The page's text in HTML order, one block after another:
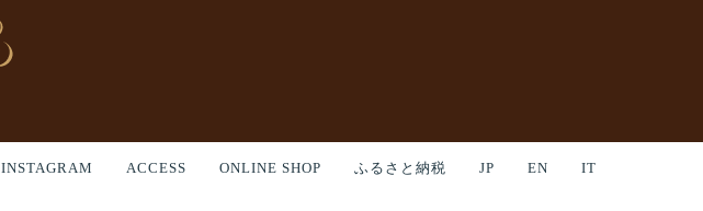
INSTAGRAM ACCESS ONLINE SHOP ふるさと納税 JP EN IT